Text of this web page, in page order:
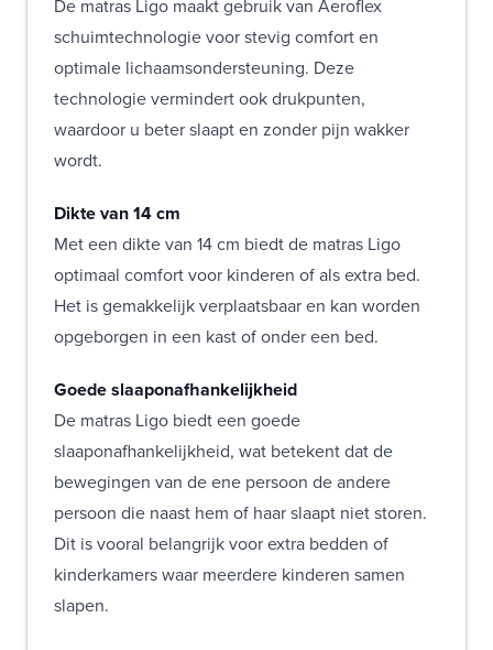
De matras Ligo maakt gebruik van Aeroflex
schuimtechnologie voor stevig comfort en
optimale lichaamsondersteuning. Deze
technologie vermindert ook drukpunten,
waardoor u beter slaapt en zonder pijn wakker
wordt.
Dikte van 14 cm
Met een dikte van 14 cm biedt de matras Ligo
optimaal comfort voor kinderen of als extra bed.
Het is gemakkelijk verplaatsbaar en kan worden
opgeborgen in een kast of onder een bed.
Goede slaaponafhankelijkheid
De matras Ligo biedt een goede
slaaponafhankelijkheid, wat betekent dat de
bewegingen van de ene persoon de andere
persoon die naast hem of haar slaapt niet storen.
Dit is vooral belangrijk voor extra bedden of
kinderkamers waar meerdere kinderen samen
slapen.